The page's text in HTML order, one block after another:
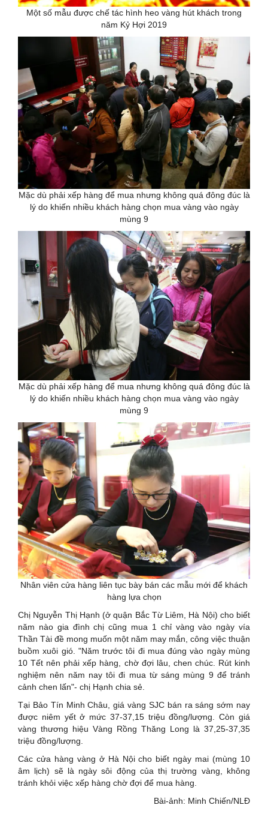
Một số mẫu được chế tác hình heo vàng hút khách trong
năm Kỷ Hợi 2019
Mặc dù phải xếp hàng để mua nhưng không quá đông đúc là
lý do khiến nhiều khách hàng chọn mua vàng vào ngày
mùng 9
Mặc dù phải xếp hàng để mua nhưng không quá đông đúc là
lý do khiến nhiều khách hàng chọn mua vàng vào ngày
mùng 9
Nhân viên cửa hàng liên tục bày bán các mẫu mới để khách
hàng lựa chọn
Chị Nguyễn Thị Hạnh (ở quận Bắc Từ Liêm, Hà Nội) cho biết
năm nào gia đình chị cũng mua 1 chỉ vàng vào ngày vía
Thần Tài đề mong muốn một năm may mắn, công việc thuận
buồm xuôi gió. "Năm trước tôi đi mua đúng vào ngày mùng
10 Tết nên phải xếp hàng, chờ đợi lâu, chen chúc. Rút kinh
nghiệm nên năm nay tôi đi mua từ sáng mùng 9 để tránh
cảnh chen lấn"- chị Hạnh chia sẻ.
Tại Bảo Tín Minh Châu, giá vàng SJC bán ra sáng sớm nay
được niêm yết ở mức 37-37,15 triệu đồng/lượng. Còn giá
vàng thương hiệu Vàng Rồng Thăng Long là 37,25-37,35
triệu đồng/lượng.
Các cửa hàng vàng ở Hà Nội cho biết ngày mai (mùng 10
âm lịch) sẽ là ngày sôi động của thị trường vàng, không
tránh khỏi việc xếp hàng chờ đợi để mua hàng.
Bài-ảnh: Minh Chiến/NLĐ